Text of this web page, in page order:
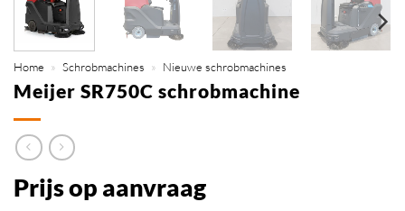
Home » Schrobmachines » Nieuwe schrobmachines
Meijer SR750C schrobmachine
Prijs op aanvraag